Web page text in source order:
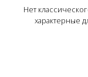
Нет
характерные